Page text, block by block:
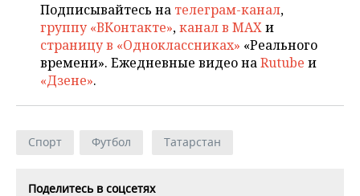
Подписывайтесь на телеграм-канал,
группу «ВКонтакте»,канал в MAXи
страницу в «Одноклассниках» «Реального
времени». Ежедневные видео наRutube и
«Дзене».
Спорт Футбол Татарстан
Поделитесь в соцсетях